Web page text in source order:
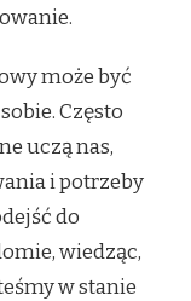
może być
Często
uczą nas,
i potrzeby
do
wiedząc,
w stanie